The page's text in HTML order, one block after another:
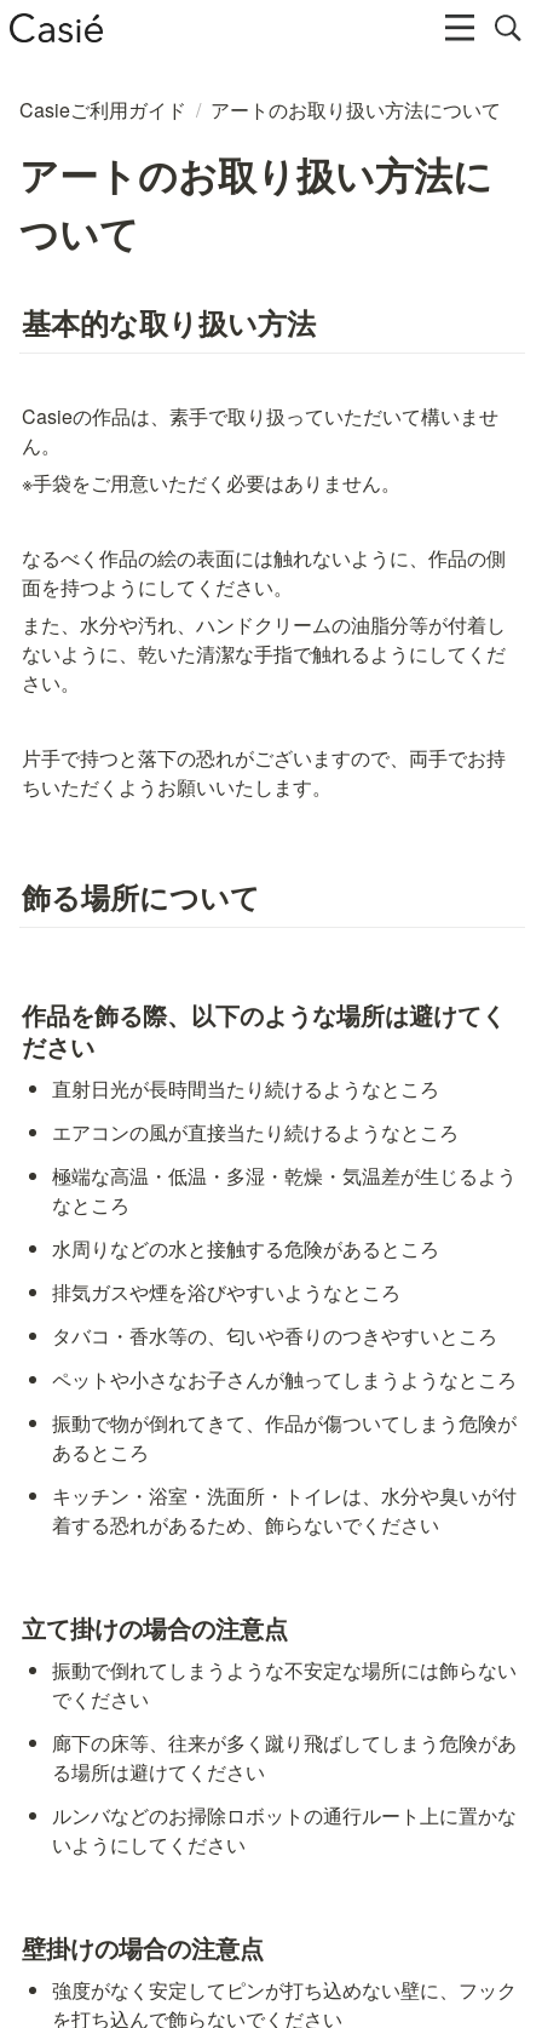
Casieご利用ガイド / アートのお取り扱い方法について
アートのお取り扱い方法に
ついて
基本的な取り扱い方法
Casieの作品は、素手で取り扱っていただいて構いませ
ん。
※手袋をご用意いただく必要はありません。
なるべく作品の絵の表面には触れないように、作品の側
面を持つようにしてください。
また、水分や汚れ、ハンドクリームの油脂分等が付着し
ないように、乾いた清潔な手指で触れるようにしてくだ
さい。
片手で持つと落下の恐れがございますので、両手でお持
ちいただくようお願いいたします。
飾る場所について
作品を飾る際、以下のような場所は避けてく
ださい
直射日光が長時間当たり続けるようなところ
エアコンの風が直接当たり続けるようなところ
極端な高温・低温・多湿・乾燥・気温差が生じるよう
なところ
水周りなどの水と接触する危険があるところ
排気ガスや煙を浴びやすいようなところ
タバコ・香水等の、匂いや香りのつきやすいところ
ペットや小さなお子さんが触ってしまうようなところ
振動で物が倒れてきて、作品が傷ついてしまう危険が
あるところ
キッチン・浴室・洗面所・トイレは、水分や臭いが付
着する恐れがあるため、飾らないでください
立て掛けの場合の注意点
振動で倒れてしまうような不安定な場所には飾らない
でください
廊下の床等、往来が多く蹴り飛ばしてしまう危険があ
る場所は避けてください
ルンバなどのお掃除ロボットの通行ルート上に置かな
いようにしてください
壁掛けの場合の注意点
強度がなく安定してピンが打ち込めない壁に、フック
を打ち込んで飾らないでください